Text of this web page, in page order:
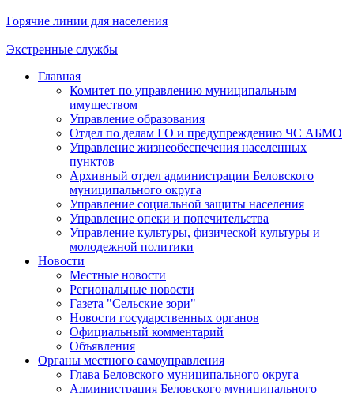
Горячие линии для населения
Экстренные службы
Главная
Комитет по управлению муниципальным
имуществом
Управление образования
Отдел по делам ГО и предупреждению ЧС АБМО
Управление жизнеобеспечения населенных
пунктов
Архивный отдел администрации Беловского
муниципального округа
Управление социальной защиты населения
Управление опеки и попечительства
Управление культуры, физической культуры и
молодежной политики
Новости
Местные новости
Региональные новости
Газета "Сельские зори"
Новости государственных органов
Официальный комментарий
Объявления
Органы местного самоуправления
Глава Беловского муниципального округа
Администрация Беловского муниципального